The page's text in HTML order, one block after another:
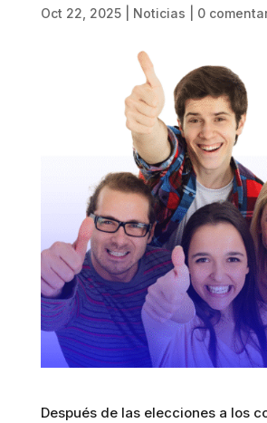
Oct 22, 2025| Noticias 0
Después de las elecciones a los